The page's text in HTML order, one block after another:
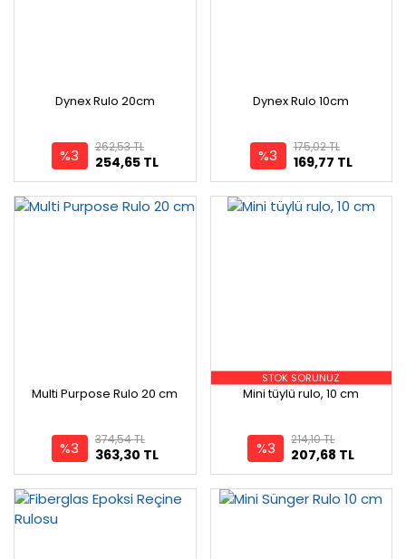
Dynex Rulo 20cm
%3 254,65 TL
262,53 TL
Dynex Rulo 10cm
%3 169,77 TL
175,02 TL
Multi Purpose Rulo 20 cm
%3 363,30 TL
374,54 TL
STOK SORUNUZ
Mini tüylü rulo, 10 cm
%3 207,68 TL
214,10 TL